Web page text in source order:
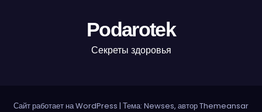
Podarotek
Секреты здоровья
Сайт работает на WordPress | Тема: Newses, авторThemeansar